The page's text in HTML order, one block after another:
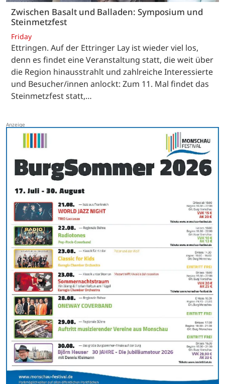
Zwischen Basalt und Balladen: Symposium und
Steinmetzfest
Friday
Ettringen. Auf der Ettringer Lay ist wieder viel los,
denn es findet eine Veranstaltung statt, die weit über
die Region hinausstrahlt und zahlreiche Interessierte
und Besucher/innen anlockt: Zum 11. Mal findet das
Steinmetzfest statt,…